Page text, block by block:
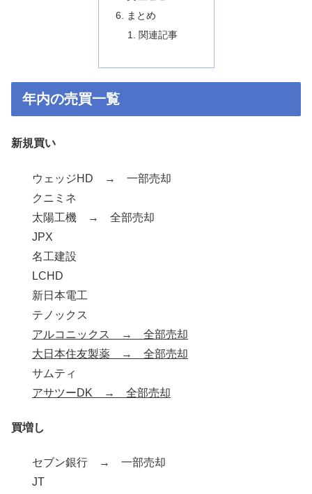
まとめ
関連記事
年内の売買一覧
新規買い
ウェッジHD → 一部売却
クニミネ
太陽工機 → 全部売却
JPX
名工建設
LCHD
新日本電工
テノックス
アルコニックス → 全部売却
大日本住友製薬 → 全部売却
サムティ
アサツーDK → 全部売却
買増し
セブン銀行 → 一部売却
JT